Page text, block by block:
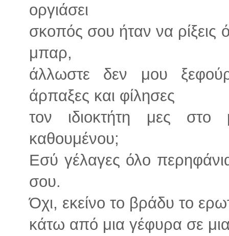
οργιάσει
σκοπός σου ήταν να ρίξεις
μπαρ,
άλλωστε δεν μου
άρπαξες και φίλησες
τον ιδιοκτήτη μες
καθουμένου;
Εσύ γέλαγες όλο
σου.
Όχι, εκείνο το βράδυ το
κάτω από μια γέφυρα σε